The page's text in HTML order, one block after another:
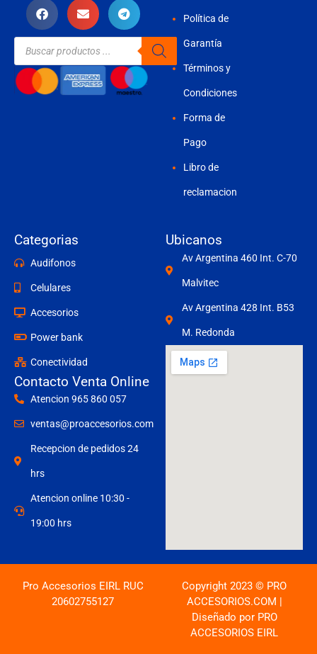
Búsqueda
productos
Política de
Garantía
Términos y
Condiciones
Forma de
Pago
Libro de
reclamacion
Categorias
Audifonos
Celulares
Accesorios
Power bank
Conectividad
Contacto Venta Online
Atencion 965 860 057
ventas@proaccesorios.com
Recepcion de pedidos 24
hrs
Atencion online 10:30 -
19:00 hrs
Ubicanos
Av Argentina 460 Int. C-70
Malvitec
Av Argentina 428 Int. B53
M. Redonda
Pro Accesorios EIRL RUC
20602755127
Copyright 2023 © PRO
ACCESORIOS.COM |
Diseñado por PRO
ACCESORIOS EIRL